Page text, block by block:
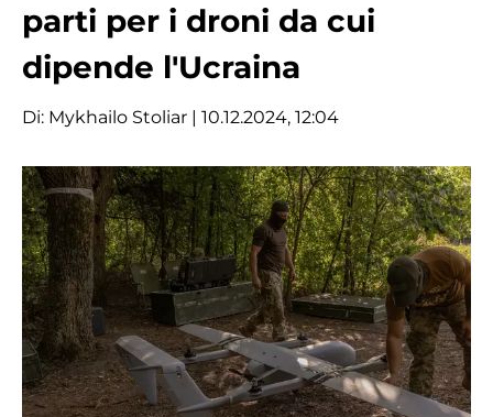
parti per i droni da cui
dipende l'Ucraina
Di: Mykhailo Stoliar | 10.12.2024, 12:04